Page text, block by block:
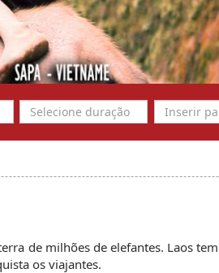
de milhões de elefantes. Laos
os viajantes.